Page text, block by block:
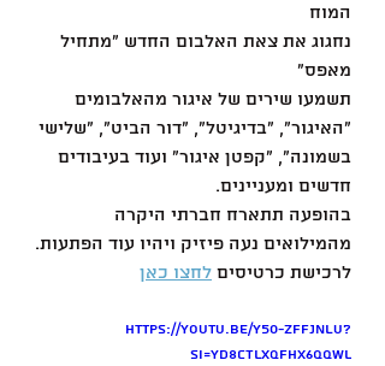
המוח
נחגוג את צאת האלבום החדש "מתחיל
מאפס"
תשמעו שירים של איגור מהאלבומים
"האיגור", "בדיגיטל", "דור הביט", "שלישי
בשמונה", "קפטן איגור" ועוד בעיבודים
חדשים ומעניינים.
בהופעה תתארח חברתי היקרה
מהמילואים נעה פיזיק ויהיו עוד הפתעות.
לרכישת כרטיסים לחצו כאן
https://youtu.be/y50-ZFFjnlU?
si=Yd8cTLXqFHX6QQwL